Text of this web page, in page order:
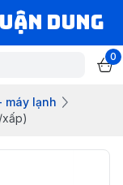
DUNG
0
máy lạnh
xấp)